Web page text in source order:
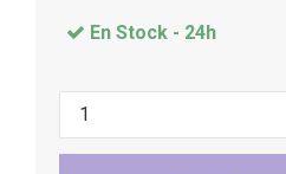
En Stock - 24h